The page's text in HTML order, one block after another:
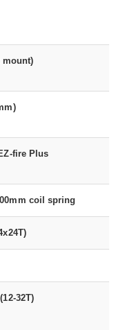
mount)
fire Plus
coil spring
32T)